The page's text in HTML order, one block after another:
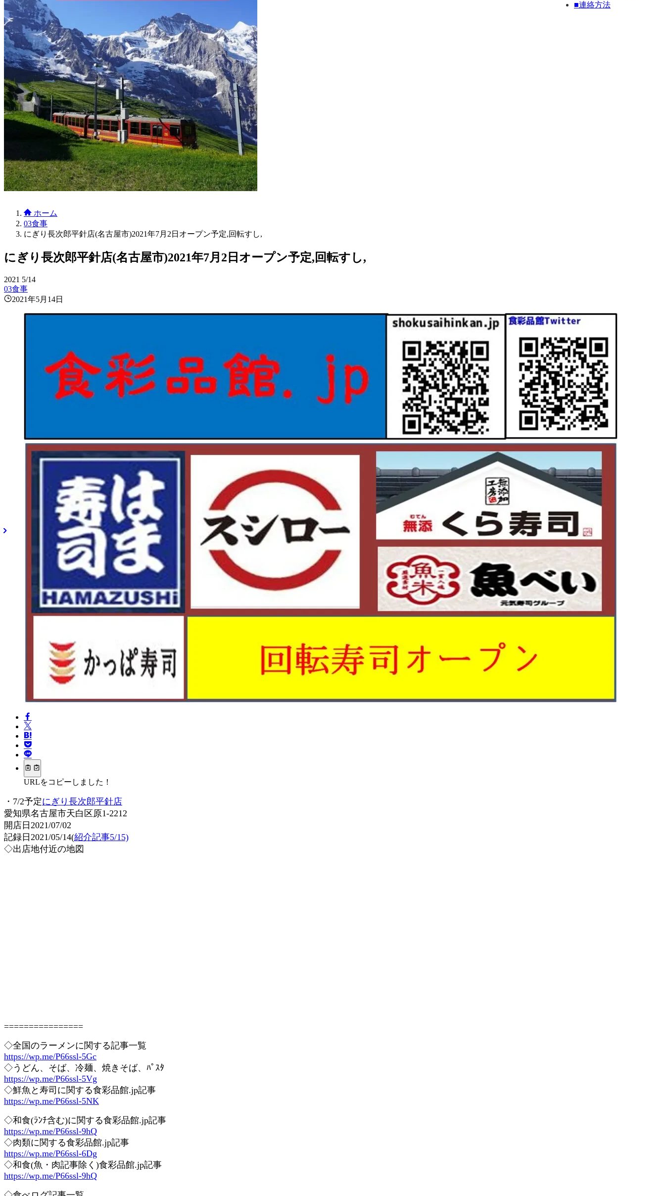
■連絡方法
ホーム
03食事
にぎり長次郎平針店(名古屋市)2021年7月2日オープン予定,回転すし,
にぎり長次郎平針店(名古屋市)2021年7月2日オープン予定,回転すし,
2021 5/14
03食事
2021年5月14日
URLをコピーしました！
・7/2予定にぎり長次郎平針店
愛知県名古屋市天白区原1-2212
開店日2021/07/02
記録日2021/05/14(紹介記事5/15)
◇出店地付近の地図
================
◇全国のラーメンに関する記事一覧
https://wp.me/P66ssl-5Gc
◇うどん、そば、冷麺、焼きそば、ﾊﾟｽﾀ
https://wp.me/P66ssl-5Vg
◇鮮魚と寿司に関する食彩品館.jp記事
https://wp.me/P66ssl-5NK
◇和食(ﾗﾝﾁ含む)に関する食彩品館.jp記事
https://wp.me/P66ssl-9hQ
◇肉類に関する食彩品館.jp記事
https://wp.me/P66ssl-6Dg
◇和食(魚・肉記事除く)食彩品館.jp記事
https://wp.me/P66ssl-9hQ